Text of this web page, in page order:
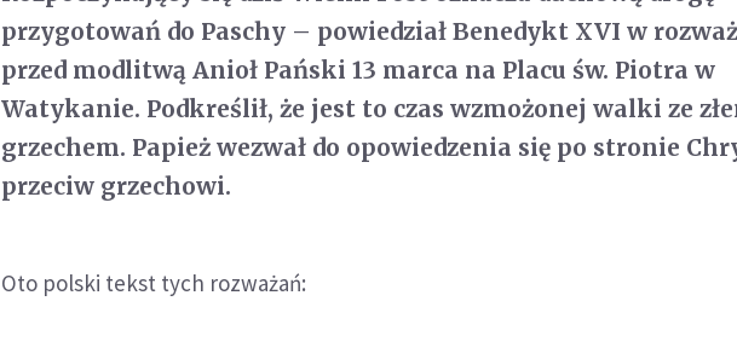
przygotowań do Paschy – powiedział Benedykt XVI w
przed modlitwą Anioł Pański 13 marca na Placu św. Piotra w
Watykanie. Podkreślił, że jest to czas wzmożonej walki ze
grzechem. Papież wezwał do opowiedzenia się po stronie
przeciw grzechowi.
Oto polski tekst tych rozważań: